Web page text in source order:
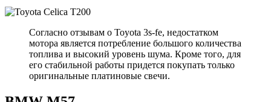
Согласно отзывам о Toyota 3s-fe, недостатком
мотора является потребление большого количества
топлива и высокий уровень шума. Кроме того, для
его стабильной работы придется покупать только
оригинальные платиновые свечи.